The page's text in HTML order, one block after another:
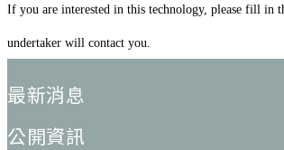
If you are interested in this technology, please fill in
undertaker will contact you.
最新消息
公開資訊